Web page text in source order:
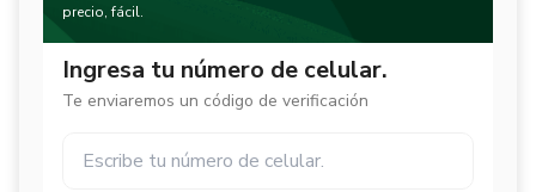
precio, fácil.
Ingresa tu número de celular.
Te enviaremos un código de verificación